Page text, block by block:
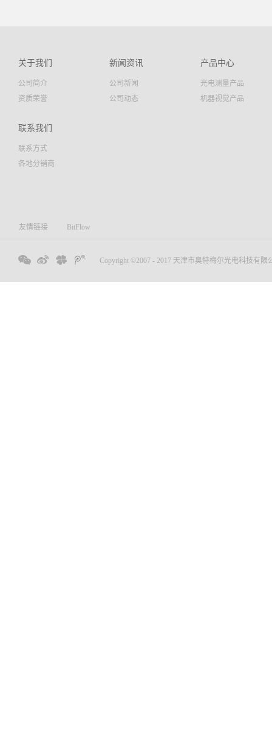
关于我们
公司简介
资质荣誉
新闻资讯
公司新闻
公司动态
产品中心
光电测量产品
机器视觉产品
联系我们
联系方式
各地分销商
友情链接 BitFlow
Copyright ©2007 - 2017 天津市奥特梅尔光电科技有限